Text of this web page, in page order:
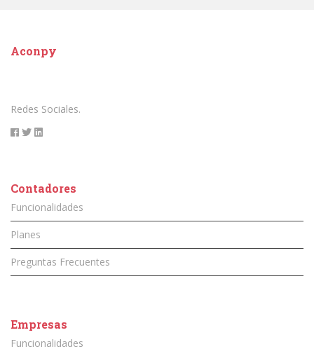
Aconpy
Redes Sociales.
Contadores
Funcionalidades
Planes
Preguntas Frecuentes
Empresas
Funcionalidades